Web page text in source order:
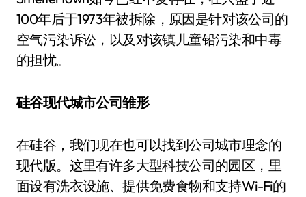
100年后于1973年被拆除，原因是针对该公司的
空气污染诉讼，以及对该镇儿童铅污染和中毒
的担忧。
硅谷现代城市公司雏形
在硅谷，我们现在也可以找到公司城市理念的
现代版。这里有许多大型科技公司的园区，里
面设有洗衣设施、提供免费食物和支持Wi-Fi的